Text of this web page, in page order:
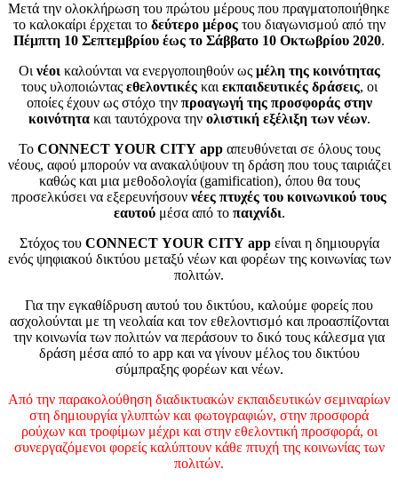
Μετά την ολοκλήρωση του πρώτου μέρους που πραγματοποιήθηκε
το καλοκαίρι έρχεται το δεύτερο μέροςτου διαγωνισμού από την
Πέμπτη 10 Σεπτεμβρίου έως το Σάββατο 10 Οκτωβρίου 2020.
Οι νέοι καλούνται να ενεργοποιηθούν ως μέλη της κοινότητας
τους υλοποιώντας εθελοντικέςκαι εκπαιδευτικές δράσεις, οι
οποίες έχουν ως στόχο την προαγωγή της προσφοράς στην
κοινότητακαι ταυτόχρονα την ολιστική εξέλιξη των νέων.
Το CONNECT YOUR CITY appαπευθύνεται σε όλους τους
νέους, αφού μπορούν να ανακαλύψουν τη δράση που τους ταιριάζει
καθώς και μια μεθοδολογία (gamification), όπου θα τους
προσελκύσει να εξερευνήσουν νέες πτυχές του κοινωνικού τους
εαυτούμέσα από το παιχνίδι.
Στόχος του CONNECT YOUR CITY appείναι η δημιουργία
ενός ψηφιακού δικτύου μεταξύ νέων και φορέων της κοινωνίας των
πολιτών.
Για την εγκαθίδρυση αυτού του δικτύου, καλούμε φορείς που
ασχολούνται με τη νεολαία και τον εθελοντισμό και προασπίζονται
την κοινωνία των πολιτών να περάσουν το δικό τους κάλεσμα για
δράση μέσα από το appκαι να γίνουν μέλος του δικτύου
σύμπραξης φορέων και νέων.
Από την παρακολούθηση διαδικτυακών εκπαιδευτικών σεμιναρίων
στη δημιουργία γλυπτών και φωτογραφιών, στην προσφορά
ρούχων και τροφίμων μέχρι και στην εθελοντική προσφορά, οι
συνεργαζόμενοι φορείς καλύπτουν κάθε πτυχή της κοινωνίας των
πολιτών.